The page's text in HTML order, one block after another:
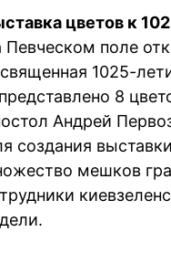
цветов к
Певческом поле
1025-
8
Андрей
создания
мешков